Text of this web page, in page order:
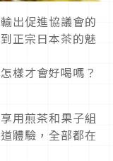
出促進協議會的
正宗日本茶的魅
樣才會好喝嗎？
用煎茶和果子組
體驗，全部都在